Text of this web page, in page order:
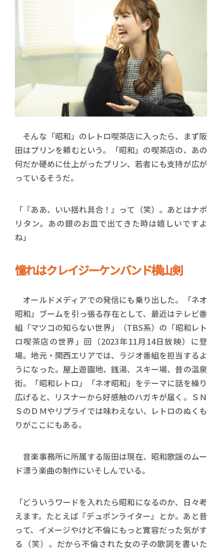
そんな「昭和」のレトロ喫茶店に入ったら、まず阪
田はプリンを頼むという。「昭和」の喫茶店の、あの
何だか硬めに仕上がったプリン、若者にも支持が広が
っているそうだ。
「『ああ、いい揺れ具合！』って（笑）。あとはナポ
リタン。あの銀のお皿で出てきた時は嬉しいですよ
ね」
憧れはクレイジーケンバンド横山剣
オールドメディアでの発信にも乗り出した。「ネオ
昭和」ブームを引っ張る存在として、最近はテレビ番
組「マツコの知らない世界」（TBS系）の「昭和レト
ロ喫茶店の世界」回（2023年11月14日放映）に登
場。地元・関西エリアでは、ラジオ番組を担当するよ
うになった。屋上遊園地、銭湯、スキー場、昔の温泉
街。「昭和レトロ」「ネオ昭和」をテーマに話を繰り
広げると、リスナーから好感触のハガキが届く。ＳＮ
ＳのＤＭやリプライでは味わえない、レトロのぬくも
りがここにもある。
音楽事務所に所属する阪田は現在、昭和歌謡のムー
ド漂う楽曲の制作にいそしんでいる。
「どういうワードを入れたら昭和になるのか、日々考
えます。たとえば『デュポンライター』とか。あと昔
って、イメージやけど不倫にもっと寛容だった気がす
る（笑）。だから不倫された女の子の歌詞を書いた